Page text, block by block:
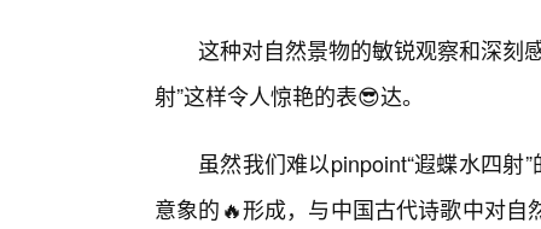
这种对自然景物的敏锐观察和深刻
射”这样令人惊艳的表😎达。
虽然我们难以pinpoint“遐蝶水四射
意象的🔥形成，与中国古代诗歌中对